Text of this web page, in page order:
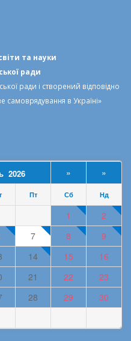
та науки
ради
ради і створений відповідно
самоврядування в Україні»
2026 » »
Пт Сб Нд
1
2
7 8
9
14 15
16
21 22
23
28 29
30